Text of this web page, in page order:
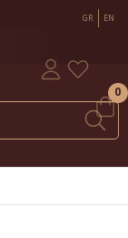
GR EN
0